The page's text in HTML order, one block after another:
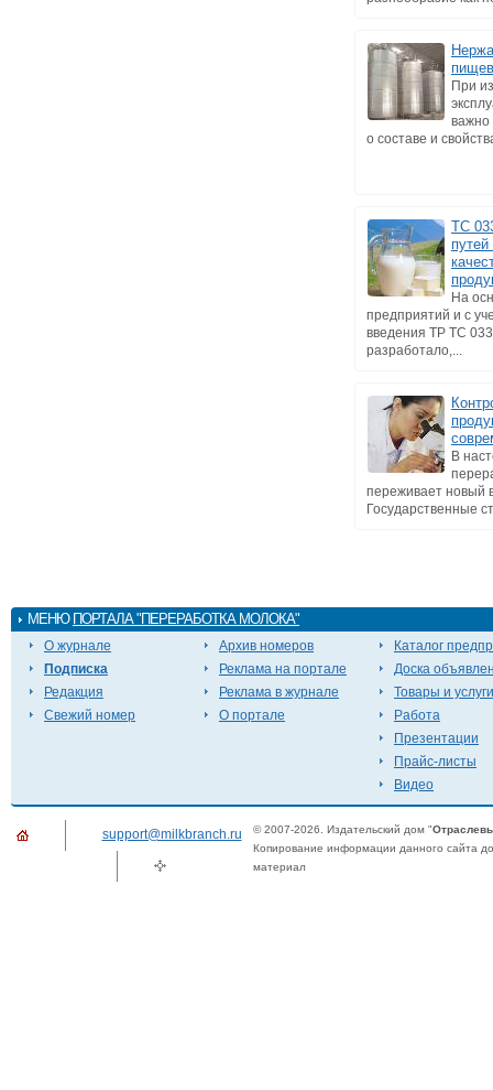
При
важно
о составе и
ТС
На
предприятий и с
введения ТР ТС
разработало,...
В
переживает новый
Государственные
МЕНЮ ПОРТАЛА "ПЕРЕРАБОТКА МОЛОКА"
О журнале
Подписка
Редакция
Свежий номер
Архив номеров
Реклама на портале
Реклама в журнале
О портале
Каталог
Доска
Товары и услуги
Работа
Презентации
Прайс-листы
Видео
support@milkbranch.ru © 2007-2026. Издательский дом "
Копирование информации данного сайта
материал